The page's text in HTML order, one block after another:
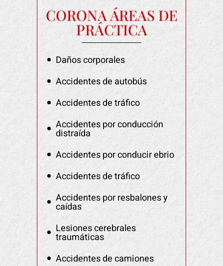
CORONA ÁREAS DE
PRÁCTICA
Daños corporales
Accidentes de autobús
Accidentes de tráfico
Accidentes por conducción
distraída
Accidentes por conducir ebrio
Accidentes de tráfico
Accidentes por resbalones y
caídas
Lesiones cerebrales
traumáticas
Accidentes de camiones